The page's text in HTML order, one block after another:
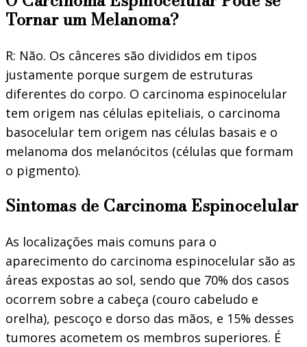
Tornar um Melanoma?
R: Não. Os cânceres são divididos em tipos
justamente porque surgem de estruturas
diferentes do corpo. O carcinoma espinocelular
tem origem nas células epiteliais, o carcinoma
basocelular tem origem nas células basais e o
melanoma dos melanócitos (células que formam
o pigmento).
Sintomas de Carcinoma Espinocelular
As localizações mais comuns para o
aparecimento do carcinoma espinocelular são as
áreas expostas ao sol, sendo que 70% dos casos
ocorrem sobre a cabeça (couro cabeludo e
orelha), pescoço e dorso das mãos, e 15% desses
tumores acometem os membros superiores. É